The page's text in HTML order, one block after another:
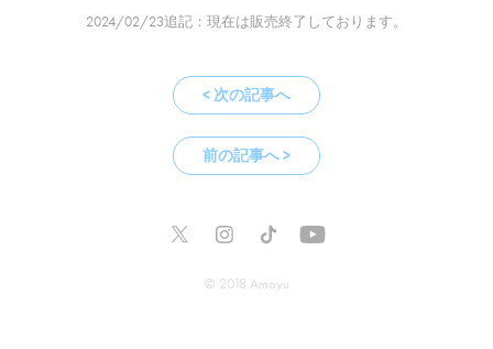
2024/02/23追記：現在は販売終了しております。
< 次の記事へ
前の記事へ >
© 2018 Amayu